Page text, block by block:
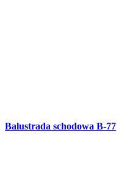
Balustrada kuta balkonowa B-76